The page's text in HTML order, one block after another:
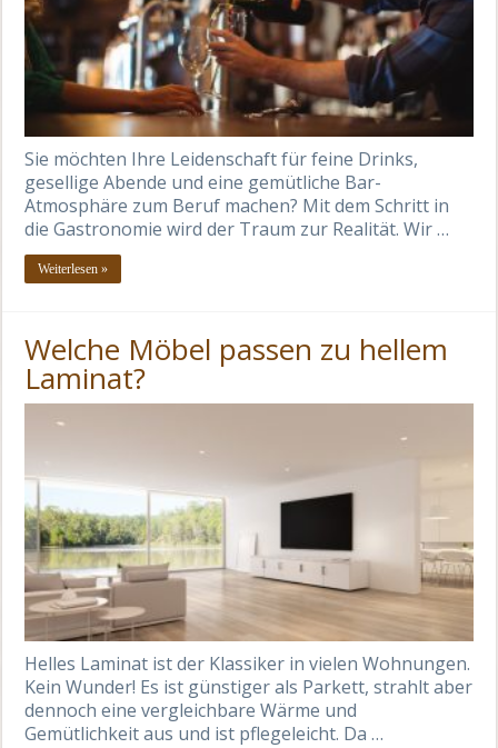
Sie möchten Ihre Leidenschaft für feine Drinks,
gesellige Abende und eine gemütliche Bar-
Atmosphäre zum Beruf machen? Mit dem Schritt in
die Gastronomie wird der Traum zur Realität. Wir …
Weiterlesen »
Welche Möbel passen zu hellem
Laminat?
Helles Laminat ist der Klassiker in vielen Wohnungen.
Kein Wunder! Es ist günstiger als Parkett, strahlt aber
dennoch eine vergleichbare Wärme und
Gemütlichkeit aus und ist pflegeleicht. Da …